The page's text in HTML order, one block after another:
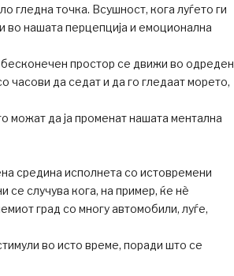
гледна точка. Всушност, кога луѓето ги
нашата перцепција и емоционална
простор се движи во одреден
часови да седат и да го гледаат морето,
можат да ја променат нашата ментална
средина исполнета со истовремени
се случува кога, на пример, ќе нѐ
град со многу автомобили, луѓе,
во исто време, поради што се